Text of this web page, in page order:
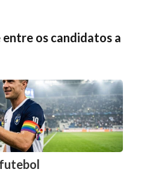
os candidatos a